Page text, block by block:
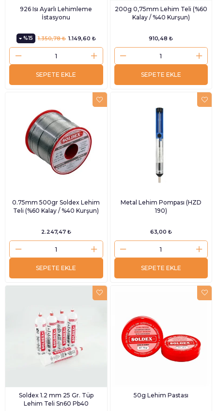
926 Isı Ayarlı Lehimleme
İstasyonu
%15 1.149,60 ₺
1.350,78 ₺
SEPETE EKLE
200g 0,75mm Lehim Teli (%60
Kalay / %40 Kurşun)
910,48 ₺
SEPETE EKLE
0.75mm 500gr Soldex Lehim
Teli (%60 Kalay / %40 Kurşun)
2.247,47 ₺
SEPETE EKLE
Metal Lehim Pompası (HZD
190)
63,00 ₺
SEPETE EKLE
Soldex 1.2 mm 25 Gr. Tüp
Lehim Teli Sn60 Pb40
50g Lehim Pastası